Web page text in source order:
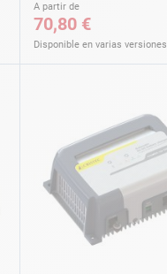
A partir de
70,80 €
Disponible en varias versiones